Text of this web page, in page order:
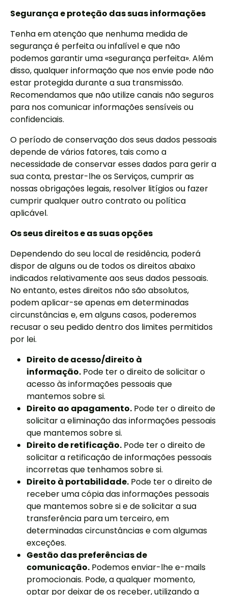
Segurança e proteção das suas informações
Tenha em atenção que nenhuma medida de
segurança é perfeita ou infalível e que não
podemos garantir uma «segurança perfeita». Além
disso, qualquer informação que nos envie pode não
estar protegida durante a sua transmissão.
Recomendamos que não utilize canais não seguros
para nos comunicar informações sensíveis ou
confidenciais.
O período de conservação dos seus dados pessoais
depende de vários fatores, tais como a
necessidade de conservar esses dados para gerir a
sua conta, prestar-lhe os Serviços, cumprir as
nossas obrigações legais, resolver litígios ou fazer
cumprir qualquer outro contrato ou política
aplicável.
Os seus direitos e as suas opções
Dependendo do seu local de residência, poderá
dispor de alguns ou de todos os direitos abaixo
indicados relativamente aos seus dados pessoais.
No entanto, estes direitos não são absolutos,
podem aplicar-se apenas em determinadas
circunstâncias e, em alguns casos, poderemos
recusar o seu pedido dentro dos limites permitidos
por lei.
Direito de acesso/direito à
informação. Pode ter o direito de solicitar o
acesso às informações pessoais que
mantemos sobre si.
Direito ao apagamento. Pode ter o direito de
solicitar a eliminação das informações pessoais
que mantemos sobre si.
Direito de retificação. Pode ter o direito de
solicitar a retificação de informações pessoais
incorretas que tenhamos sobre si.
Direito à portabilidade. Pode ter o direito de
receber uma cópia das informações pessoais
que mantemos sobre si e de solicitar a sua
transferência para um terceiro, em
determinadas circunstâncias e com algumas
exceções.
Gestão das preferências de
comunicação. Podemos enviar-lhe e-mails
promocionais. Pode, a qualquer momento,
optar por deixar de os receber, utilizando a